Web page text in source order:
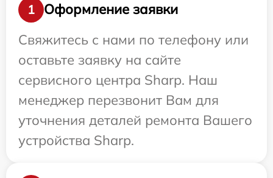
1
Оформление заявки
Свяжитесь с нами по телефону или
оставьте заявку на сайте
сервисного центра Sharp. Наш
менеджер перезвонит Вам для
уточнения деталей ремонта Вашего
устройства Sharp.